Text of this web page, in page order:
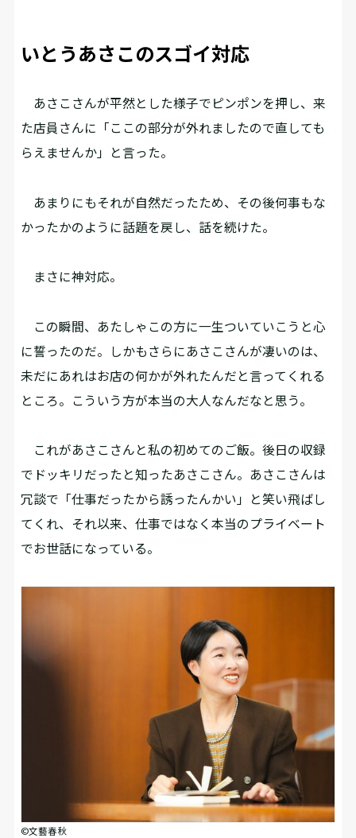
いとうあさこのスゴイ対応
あさこさんが平然とした様子でピンポンを押し、来
た店員さんに「ここの部分が外れましたので直しても
らえませんか」と言った。
あまりにもそれが自然だったため、その後何事もな
かったかのように話題を戻し、話を続けた。
まさに神対応。
この瞬間、あたしゃこの方に一生ついていこうと心
に誓ったのだ。しかもさらにあさこさんが凄いのは、
未だにあれはお店の何かが外れたんだと言ってくれる
ところ。こういう方が本当の大人なんだなと思う。
これがあさこさんと私の初めてのご飯。後日の収録
でドッキリだったと知ったあさこさん。あさこさんは
冗談で「仕事だったから誘ったんかい」と笑い飛ばし
てくれ、それ以来、仕事ではなく本当のプライベート
でお世話になっている。
©文藝春秋